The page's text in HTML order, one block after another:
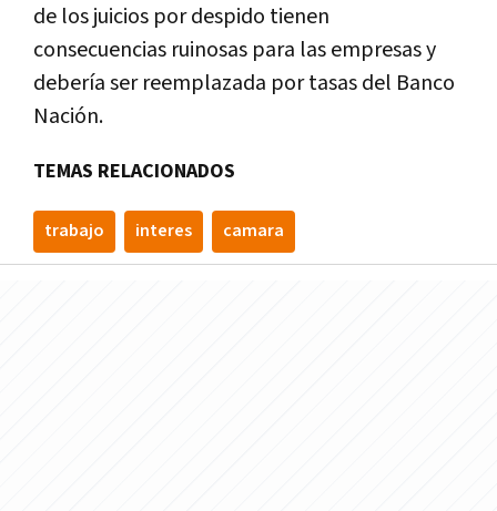
de los juicios por despido tienen
consecuencias ruinosas para las empresas y
debería ser reemplazada por tasas del Banco
Nación.
TEMAS RELACIONADOS
trabajo interes camara